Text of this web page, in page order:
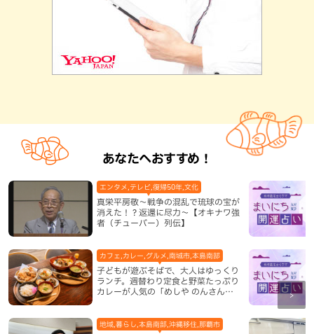
あなたへおすすめ！
真栄平房敬～戦争の混乱で琉球の宝が
消えた！？返還に尽力～【オキナワ強
者（チューバー）列伝】
エンタメ,テレビ,復帰50年,文化
子どもが遊ぶそばで、大人はゆっくり
ランチ。週替わり定食と野菜たっぷり
カレーが人気の「めしや のんさん」
カフェ,カレー,グルメ,南城市,本島南部
地域,暮らし,本島南部,沖縄移住,那覇市